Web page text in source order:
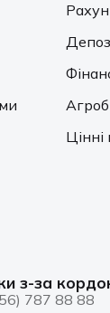
з-за
787 88 88